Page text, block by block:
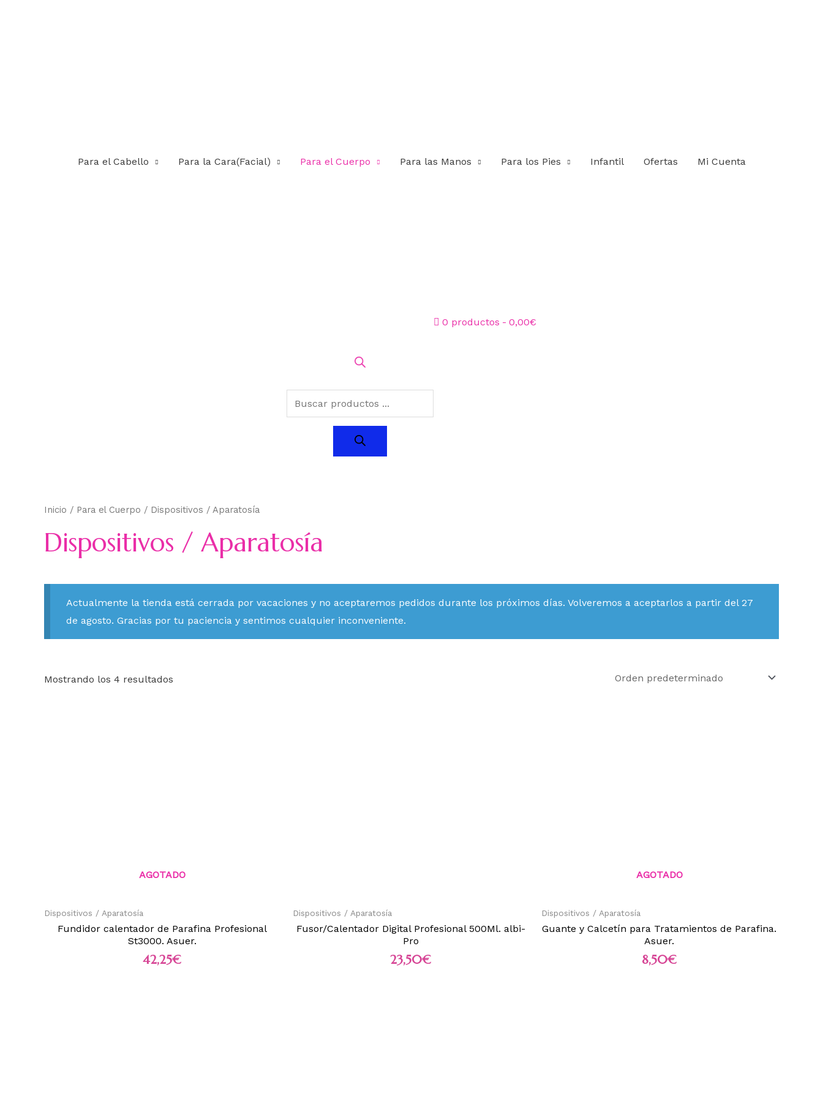
Para el Cabello Para la Cara(Facial) Para el Cuerpo Para las Manos Para los Pies Infantil Ofertas Mi Cuenta
0 productos 0,00€
Inicio / Para el Cuerpo / Dispositivos / Aparatosía
Dispositivos / Aparatosía
Actualmente la tienda está cerrada por vacaciones y no aceptaremos pedidos durante los próximos días. Volveremos a aceptarlos a partir del 27
de agosto. Gracias por tu paciencia y sentimos cualquier inconveniente.
Mostrando los 4 resultados
AGOTADO
Dispositivos / Aparatosía
Fundidor calentador de Parafina Profesional
St3000. Asuer.
42,25€
Dispositivos / Aparatosía
Fusor/Calentador Digital Profesional 500Ml. albi-
Pro
23,50€
AGOTADO
Dispositivos / Aparatosía
Guante y Calcetín para Tratamientos de Parafina.
Asuer.
8,50€